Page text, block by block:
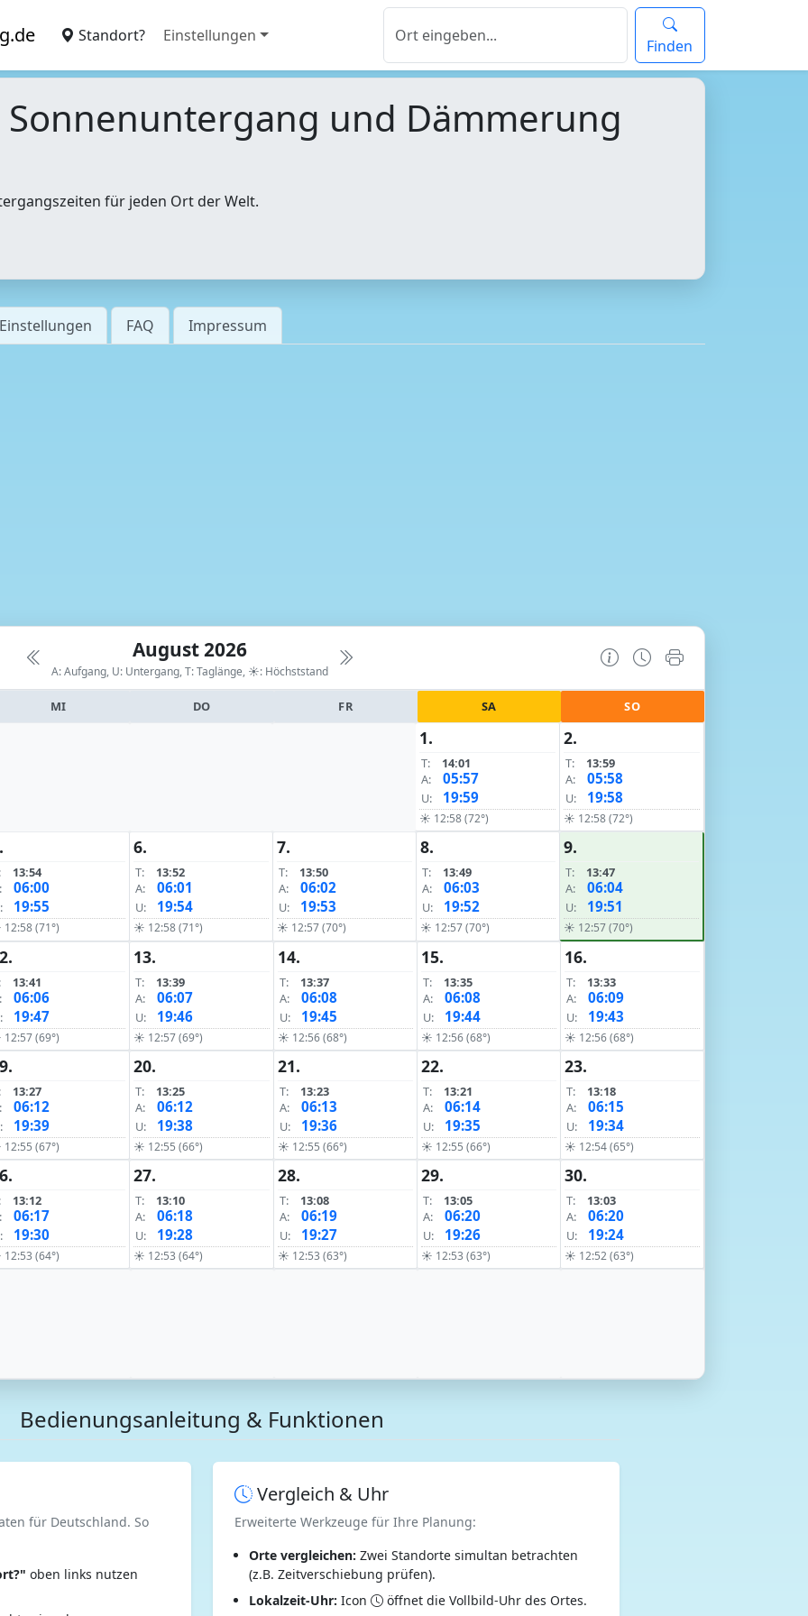
Standort? Einstellungen
Finden
und Dämmerung
für jeden Ort der Welt.
Einstellungen FAQ Impressum
August 2026
A: Aufgang, U: Untergang, T: Taglänge, ☀: Höchststand
MI DO FR SA SO
1.
T:
14:01
A:
05:57
U: 19:59
☀ 12:58 (72°)
2.
T:
13:59
A:
05:58
U: 19:58
☀ 12:58 (72°)
13:54
06:00
19:55
(71°)
6.
T:
13:52
A:
06:01
U: 19:54
☀ 12:58 (71°)
7.
T:
13:50
A:
06:02
U: 19:53
☀ 12:57 (70°)
8.
T:
13:49
A:
06:03
U: 19:52
☀ 12:57 (70°)
9.
T:
13:47
A:
06:04
U: 19:51
☀ 12:57 (70°)
13:41
06:06
19:47
(69°)
13.
T:
13:39
A:
06:07
U: 19:46
☀ 12:57 (69°)
14.
T:
13:37
A:
06:08
U: 19:45
☀ 12:56 (68°)
15.
T:
13:35
A:
06:08
U: 19:44
☀ 12:56 (68°)
16.
T:
13:33
A:
06:09
U: 19:43
☀ 12:56 (68°)
13:27
06:12
19:39
(67°)
20.
T:
13:25
A:
06:12
U: 19:38
☀ 12:55 (66°)
21.
T:
13:23
A:
06:13
U: 19:36
☀ 12:55 (66°)
22.
T:
13:21
A:
06:14
U: 19:35
☀ 12:55 (66°)
23.
T:
13:18
A:
06:15
U: 19:34
☀ 12:54 (65°)
13:12
06:17
19:30
(64°)
27.
T:
13:10
A:
06:18
U: 19:28
☀ 12:53 (64°)
28.
T:
13:08
A:
06:19
U: 19:27
☀ 12:53 (63°)
29.
T:
13:05
A:
06:20
U: 19:26
☀ 12:53 (63°)
30.
T:
13:03
A:
06:20
U: 19:24
☀ 12:52 (63°)
Bedienungsanleitung & Funktionen
für Deutschland. So
oben links nutzen
Vergleich & Uhr
Erweiterte Werkzeuge für Ihre Planung:
Orte vergleichen: Zwei Standorte simultan betrachten
(z.B. Zeitverschiebung prüfen).
Lokalzeit-Uhr: Icon öffnet die Vollbild-Uhr des Ortes.